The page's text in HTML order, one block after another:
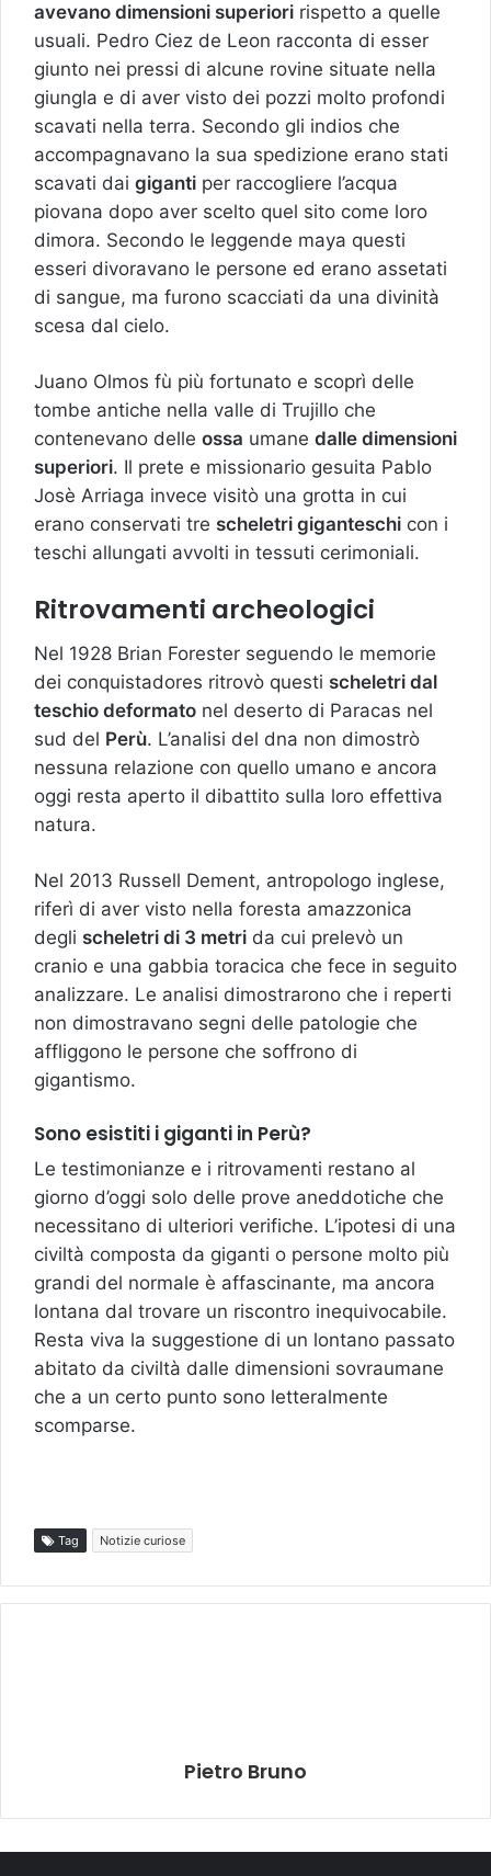
avevano dimensioni superiori rispetto a quelle
usuali. Pedro Ciez de Leon racconta di esser
giunto nei pressi di alcune rovine situate nella
giungla e di aver visto dei pozzi molto profondi
scavati nella terra. Secondo gli indios che
accompagnavano la sua spedizione erano stati
scavati dai giganti per raccogliere l’acqua
piovana dopo aver scelto quel sito come loro
dimora. Secondo le leggende maya questi
esseri divoravano le persone ed erano assetati
di sangue, ma furono scacciati da una divinità
scesa dal cielo.
Juano Olmos fù più fortunato e scoprì delle
tombe antiche nella valle di Trujillo che
contenevano delle ossa umane dalle dimensioni
superiori. Il prete e missionario gesuita Pablo
Josè Arriaga invece visitò una grotta in cui
erano conservati tre scheletri giganteschi con i
teschi allungati avvolti in tessuti cerimoniali.
Ritrovamenti archeologici
Nel 1928 Brian Forester seguendo le memorie
dei conquistadores ritrovò questi scheletri dal
teschio deformato nel deserto di Paracas nel
sud del Perù. L’analisi del dna non dimostrò
nessuna relazione con quello umano e ancora
oggi resta aperto il dibattito sulla loro effettiva
natura.
Nel 2013 Russell Dement, antropologo inglese,
riferì di aver visto nella foresta amazzonica
degli scheletri di 3 metri da cui prelevò un
cranio e una gabbia toracica che fece in seguito
analizzare. Le analisi dimostrarono che i reperti
non dimostravano segni delle patologie che
affliggono le persone che soffrono di
gigantismo.
Sono esistiti i giganti in Perù?
Le testimonianze e i ritrovamenti restano al
giorno d’oggi solo delle prove aneddotiche che
necessitano di ulteriori verifiche. L’ipotesi di una
civiltà composta da giganti o persone molto più
grandi del normale è affascinante, ma ancora
lontana dal trovare un riscontro inequivocabile.
Resta viva la suggestione di un lontano passato
abitato da civiltà dalle dimensioni sovraumane
che a un certo punto sono letteralmente
scomparse.
Tag Notizie curiose
Pietro Bruno